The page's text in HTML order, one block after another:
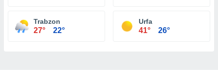
Trabzon
27° 22°
Urfa
41° 26°